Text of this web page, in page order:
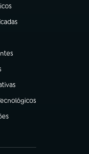
aba)